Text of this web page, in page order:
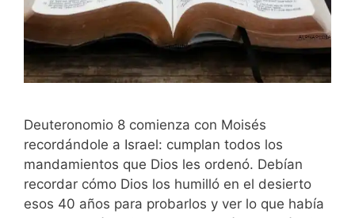
Deuteronomio 8 comienza con Moisés
recordándole a Israel: cumplan todos los
mandamientos que Dios les ordenó. Debían
recordar cómo Dios los humilló en el desierto
esos 40 años para probarlos y ver lo que había